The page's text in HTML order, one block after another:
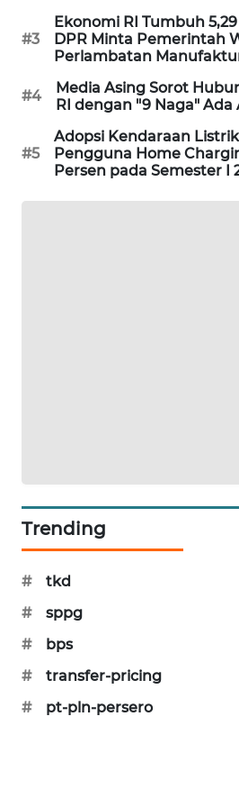
#3
Ekonomi RI Tumbuh
DPR Minta Pemerintah
Perlambatan
#4
Media Asing Sorot
RI dengan "9 Naga" Ada
#5
Adopsi Kendaraan
Pengguna Home
Persen pada Semester I
Trending
#
tkd
#
sppg
#
bps
#
transfer-pricing
#
pt-pln-persero
KONSUMEN
FORJASIDA
METRO
SIANTAR
NEWS
METRO
MEDAN
NEWS
METRO
JAKARTA